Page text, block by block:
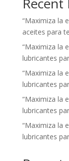
“Maximiza la
aceites para
“Maximiza la
lubricantes
“Maximiza la
lubricantes
“Maximiza la
lubricantes
“Maximiza la
lubricantes